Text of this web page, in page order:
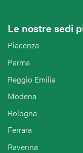
Le nostre sedi
Piacenza
Parma
Reggio Emilia
Modena
Bologna
Ferrara
Ravenna